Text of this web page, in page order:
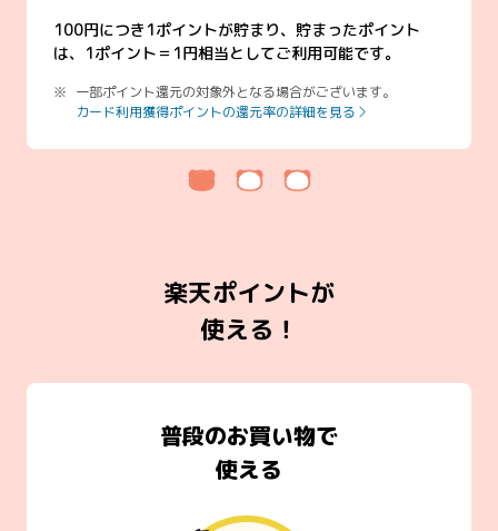
100円につき1ポイントが貯まり、貯まったポイント
は、1ポイント＝1円相当としてご利用可能です。
一部ポイント還元の対象外となる場合がございます。
カード利用獲得ポイントの還元率の詳細を見る
楽天ポイントが
使える！
普段のお買い物で
使える